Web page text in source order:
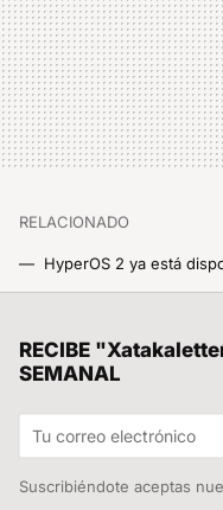
RELACIONADO
RECIBE
SEMANAL
Suscribiéndote aceptas